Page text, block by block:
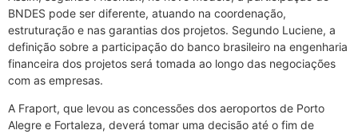
BNDES pode ser diferente, atuando na coordenação,
estruturação e nas garantias dos projetos. Segundo Luciene, a
definição sobre a participação do banco brasileiro na engenharia
financeira dos projetos será tomada ao longo das negociações
com as empresas.
A Fraport, que levou as concessões dos aeroportos de Porto
Alegre e Fortaleza, deverá tomar uma decisão até o fim de